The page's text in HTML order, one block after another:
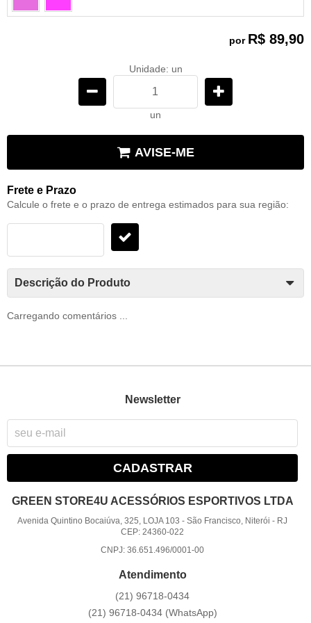
por R$ 89,90
Unidade: un
un
AVISE-ME
Frete e Prazo
Calcule o frete e o prazo de entrega estimados para sua região:
Descrição do Produto
Carregando comentários ...
Newsletter
CADASTRAR
GREEN STORE4U ACESSÓRIOS ESPORTIVOS LTDA
Avenida Quintino Bocaiúva, 325, LOJA 103 -São Francisco, Niterói - RJ
CEP: 24360-022
CNPJ: 36.651.496/0001-00
Atendimento
(21) 96718-0434
(21) 96718-0434 (WhatsApp)